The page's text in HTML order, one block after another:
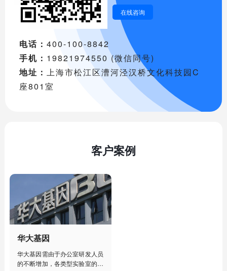
在线咨询
电话： 400-100-8842
手机： 19821974550 (微信同号)
地址： 上海市松江区漕河泾汉桥文化科技园C
座801室
客户案例
华大基因
华大基因需由于办公室研发人员
的不断增加，各类型实验室的建